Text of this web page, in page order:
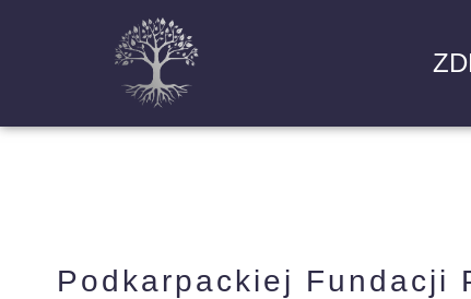
Podkarpackiej Fundacji